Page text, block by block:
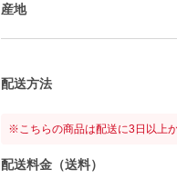
産地
配送方法
※こちらの商品は配送に3日以上
配送料金（送料）